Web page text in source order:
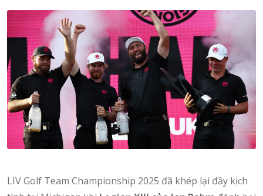
Email
LIV Golf Team Championship 2025 đã khép lại đầy kịch